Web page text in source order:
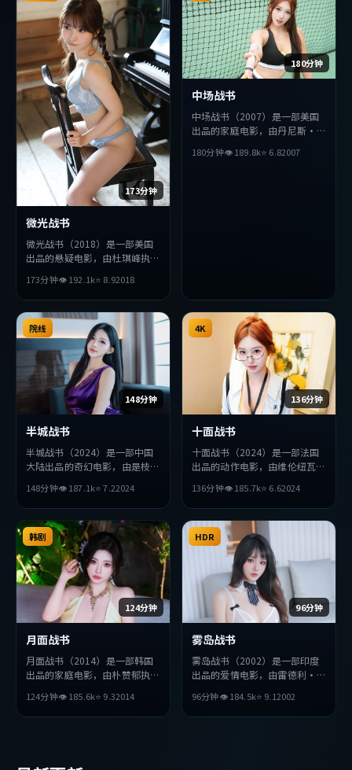
173分钟
微光战书
微光战书（2018）是一部美国
出品的悬疑电影，由杜琪峰执
主演。影片在叙事与视听上力求
突破，探讨人性与抉择，节奏张
弛有度，适合喜欢该类型的观众
完整观看。
173分钟👁192.1k⭐ 8.92018
180分钟
中场战书
中场战书（2007）是一部美国
出品的家庭电影，由丹尼斯·
银、刘亦菲等主演。影片在叙事
180分钟👁189.8k⭐ 6.82007
148分钟
院线
半城战书
半城战书（2024）是一部中国
大陆出品的奇幻电影，由是枝裕
颖等主演。影片在叙事与视听上
力求突破，探讨人性与抉择，节
奏张弛有度，适合喜欢该类型的
观众完整观看。
148分钟👁187.1k⭐7.22024
136分钟
4K
十面战书
十面战书（2024）是一部法国
出品的动作电影，由维伦纽瓦执
等主演。影片在叙事与视听上力
求突破，探讨人性与抉择，节奏
张弛有度，适合喜欢该类型的观
众完整观看。
136分钟👁185.7k⭐ 6.62024
124分钟
韩剧
月面战书
月面战书（2014）是一部韩国
出品的家庭电影，由朴赞郁执
等主演。影片在叙事与视听上力
求突破，探讨人性与抉择，节奏
124分钟👁185.6k⭐ 9.32014
96分钟
HDR
雾岛战书
雾岛战书（2002）是一部印度
出品的爱情电影，由雷德利·
小栗旬等主演。影片在叙事与视
听上力求突破，探讨人性与抉
96分钟👁184.5k⭐ 9.12002